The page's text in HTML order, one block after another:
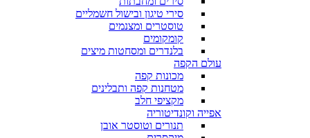
סירי טיגון ובישול חשמליים
טוסטרים ומצנמים
קומקומים
בלנדרים ומסחטות מיצים
עולם הקפה
מכונות קפה
מטחנות קפה ותבלינים
מקציפי חלב
אפייה וקונדיטוריה
תנורים וטוסטר אובן